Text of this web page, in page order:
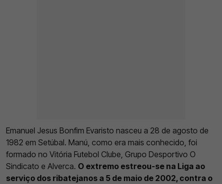
Emanuel Jesus Bonfim Evaristo nasceu a 28 de agosto de
1982 em Setúbal. Manú, como era mais conhecido, foi
formado no Vitória Futebol Clube, Grupo Desportivo O
Sindicato e Alverca. O extremo estreou-se na Liga ao
serviço dos ribatejanos a 5 de maio de 2002, contra o